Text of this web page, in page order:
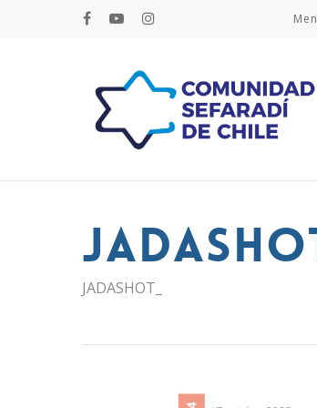
Hit enter to search or ESC to
JADASHOT_